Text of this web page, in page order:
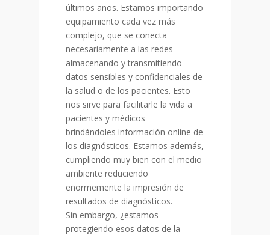
últimos años. Estamos importando
equipamiento cada vez más
complejo, que se conecta
necesariamente a las redes
almacenando y transmitiendo
datos sensibles y confidenciales de
la salud o de los pacientes. Esto
nos sirve para facilitarle la vida a
pacientes y médicos
brindándoles información online de
los diagnósticos. Estamos además,
cumpliendo muy bien con el medio
ambiente reduciendo
enormemente la impresión de
resultados de diagnósticos.
Sin embargo, ¿estamos
protegiendo esos datos de la